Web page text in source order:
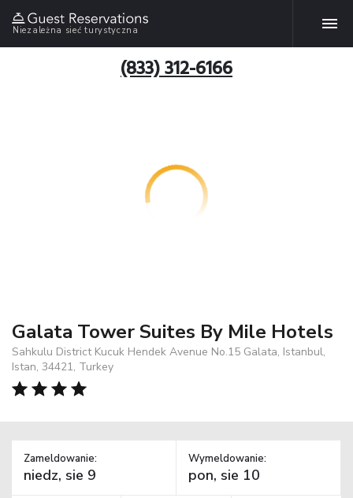
Niezależna sieć turystyczna
(833) 312-6166
Galata Tower Suites By Mile Hotels
Sahkulu District Kucuk Hendek Avenue No.15 Galata, Istanbul,
Istan, 34421, Turkey
Zameldowanie: Wymeldowanie: